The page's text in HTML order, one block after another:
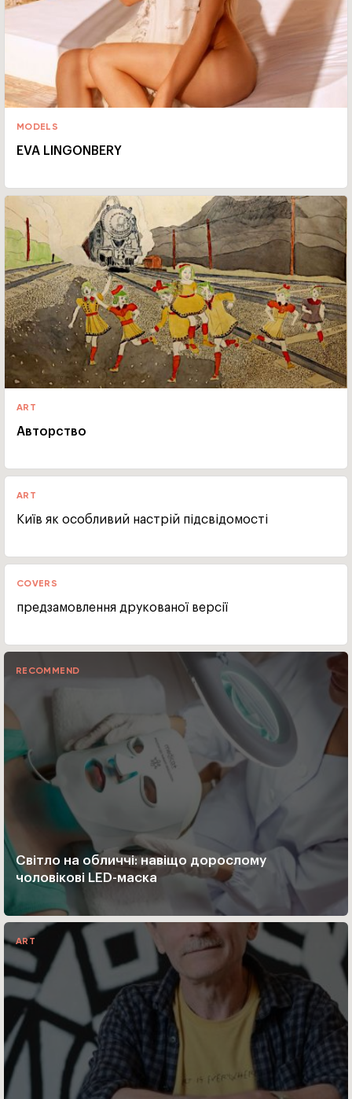
MODELS
EVA LINGONBERY
ART
Авторство
ART
Київ як особливий настрій підсвідомості
COVERS
предзамовлення друкованої версії
RECOMMEND
Світло на обличчі: навіщо дорослому
чоловікові LED-маска
ART